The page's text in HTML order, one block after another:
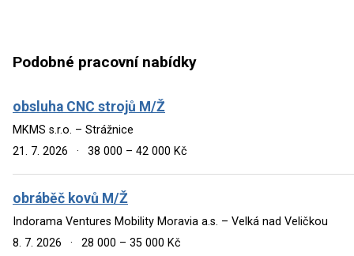
Podobné pracovní nabídky
obsluha CNC strojů M/Ž
MKMS s.r.o. – Strážnice
21. 7. 2026
· 38 000 – 42 000 Kč
obráběč kovů M/Ž
Indorama Ventures Mobility Moravia a.s. – Velká nad Veličkou
8. 7. 2026
· 28 000 – 35 000 Kč